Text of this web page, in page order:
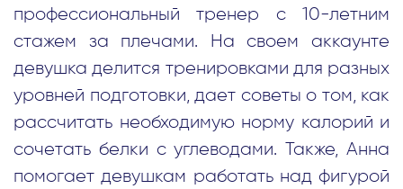
профессиональный тренер с 10-летним
стажем за плечами. На своем аккаунте
девушка делится тренировками для разных
уровней подготовки, дает советы о том, как
рассчитать необходимую норму калорий и
сочетать белки с углеводами. Также, Анна
помогает девушкам работать над фигурой